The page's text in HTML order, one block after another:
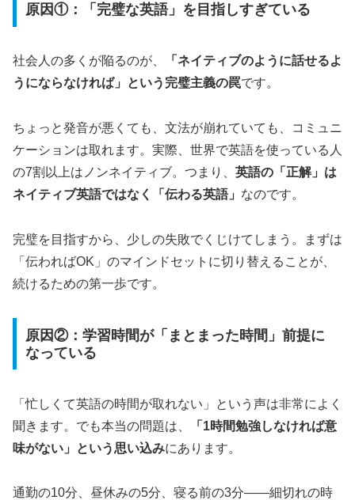
原因①：「完璧な英語」を目指しすぎている
社会人の多くが陥るのが、
「ネイティブのように話せるよ
うにならなければ」という完璧主義の罠です。
ちょっと発音が悪くても、文法が崩れていても、コミュニ
ケーションは取れます。実際、世界で英語を使っている人
の7割以上はノンネイティブ。つまり、 英語の「正解」は
ネイティブ英語ではなく「伝わる英語」 なのです。
完璧を目指すから、少しの失敗でくじけてしまう。まずは
「伝わればOK」のマインドセットに切り替えることが、
続けるための第一歩です。
原因②：学習時間が「まとまった時間」前提に
なっている
「忙しくて英語の時間が取れない」という声は非常によく
聞きます。でも本当の問題は、
「1時間勉強しなければ意
味がない」という思い込みにあります。
通勤の10分、昼休みの5分、寝る前の3分——細切れの時